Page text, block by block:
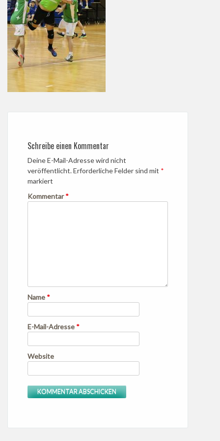
Schreibe einen Kommentar
Deine E-Mail-Adresse wird nicht
veröffentlicht.Erforderliche Felder sind mit *
markiert
Kommentar*
Name *
E-Mail-Adresse *
Website